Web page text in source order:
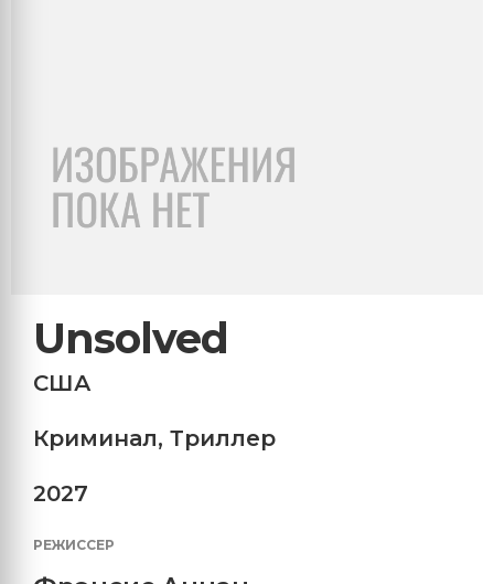
Unsolved
США
Криминал, Триллер
2027
РЕЖИССЕР